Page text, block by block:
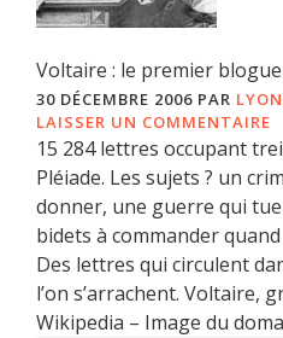
Voltaire : le premier
30 DÉCEMBRE 2006 PAR
LAISSER UN COMMENTAIRE
15 284 lettres occupant
Pléiade. Les sujets ? un
donner, une guerre qui
bidets à commander
Des lettres qui circulent
l’on s’arrachent. Voltaire,
Wikipedia – Image du